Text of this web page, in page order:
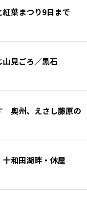
葉まつり9日まで
見ごろ／黒石
奥州、えさし藤原の
和田湖畔・休屋